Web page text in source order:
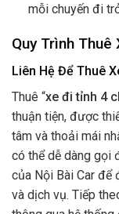
mỗi chuyến đi
Quy Trình
Liên Hệ Để Thuê
Thuê “xe đi tỉnh 4
thuận tiện, được
tâm và thoải mái
có thể dễ dàng gọi
của Nội Bài Car để
và dịch vụ. Tiếp